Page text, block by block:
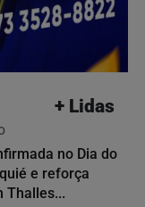
+ Lidas
no Dia do
e reforça
Thalles...